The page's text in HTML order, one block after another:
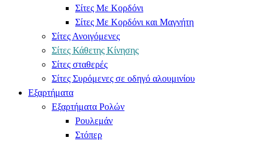
Σίτες Με Κορδόνι
Σίτες Με Κορδόνι και Μαγνήτη
Σίτες Ανοιγόμενες
Σίτες Κάθετης Κίνησης
Σίτες σταθερές
Σίτες Συρόμενες σε οδηγό αλουμινίου
Εξαρτήματα
Εξαρτήματα Ρολών
Ρουλεμάν
Στόπερ